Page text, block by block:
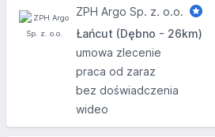
ZPH Argo Sp. z. o.o.
Łańcut (Dębno - 26km)
umowa zlecenie
praca od zaraz
bez doświadczenia
wideo